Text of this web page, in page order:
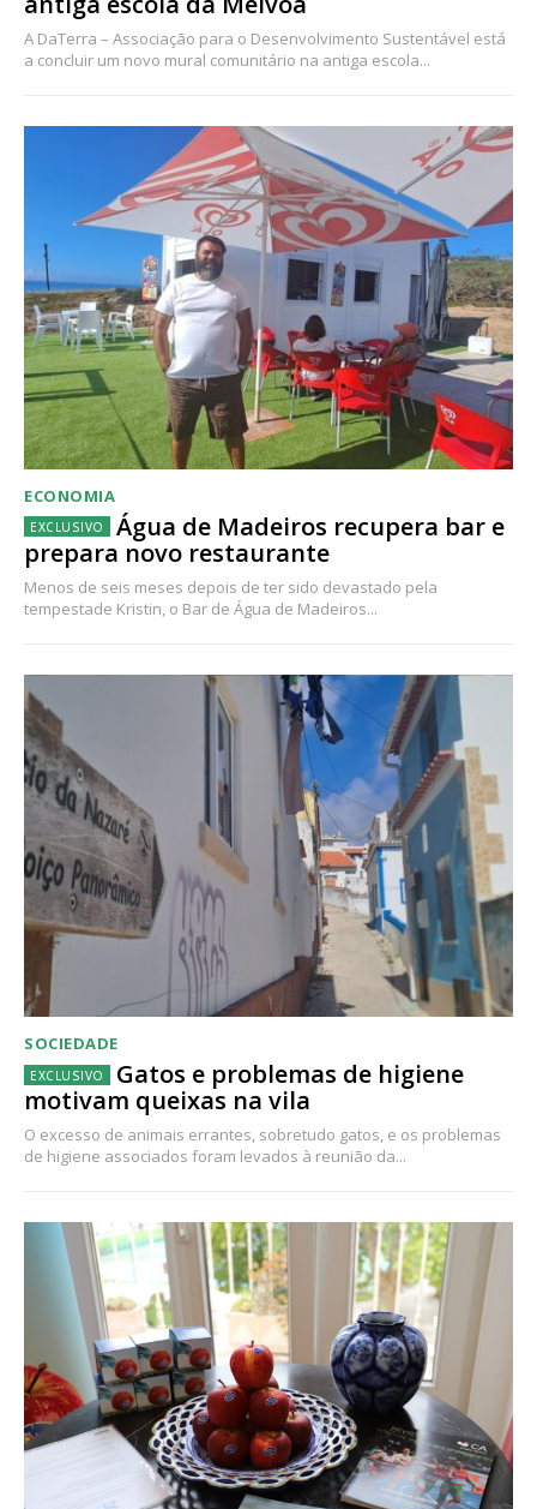
A DaTerra – Associação para o Desenvolvimento Sustentável está
a concluir um novo mural comunitário na antiga escola...
ECONOMIA
Água de Madeiros recupera bar e
prepara novo restaurante
Menos de seis meses depois de ter sido devastado pela
tempestade Kristin, o Bar de Água de Madeiros...
SOCIEDADE
Gatos e problemas de higiene
motivam queixas na vila
O excesso de animais errantes, sobretudo gatos, e os problemas
de higiene associados foram levados à reunião da...